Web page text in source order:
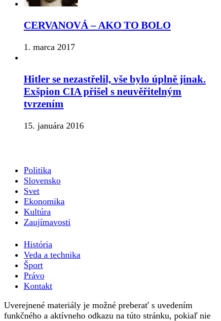
CERVANOVÁ – AKO TO BOLO
1. marca 2017
Hitler se nezastřelil, vše bylo úplně jinak.
Exšpion CIA přišel s neuvěřitelným
tvrzením
15. januára 2016
Politika
Slovensko
Svet
Ekonomika
Kultúra
Zaujímavosti
História
Veda a technika
Šport
Právo
Kontakt
Uverejnené materiály je možné preberať s uvedením
funkčného a aktívneho odkazu na túto stránku, pokiaľ nie